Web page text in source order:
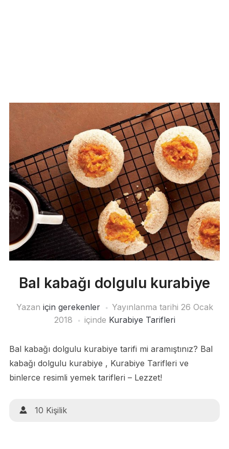
Bal kabağı dolgulu kurabiye
Yazan için gerekenler Yayınlanma tarihi 26 Ocak
2018
içinde Kurabiye Tarifleri
Bal kabağı dolgulu kurabiye tarifi mi aramıştınız? Bal
kabağı dolgulu kurabiye , Kurabiye Tarifleri ve
binlerce resimli yemek tarifleri – Lezzet!
10 Kişilik